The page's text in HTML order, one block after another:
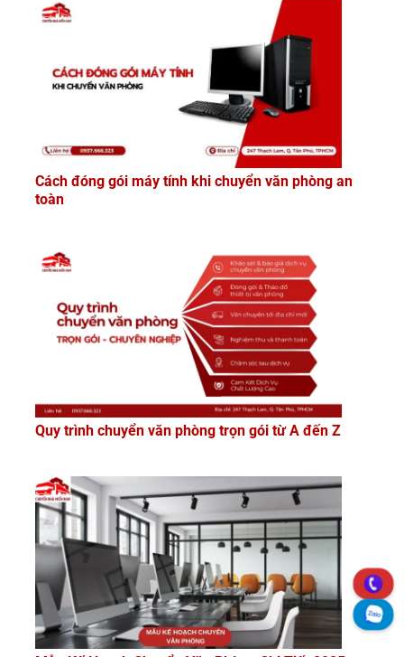
Cách đóng gói máy tính khi chuyển văn phòng an
toàn
Quy trình chuyển văn phòng trọn gói từ A đến Z